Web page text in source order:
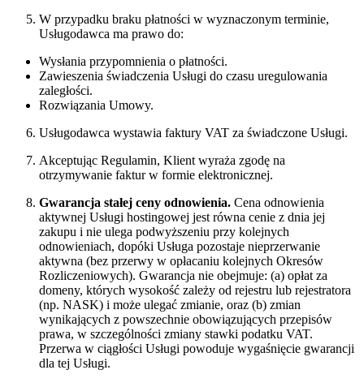
W przypadku braku płatności w wyznaczonym terminie,
Usługodawca ma prawo do:
Wysłania przypomnienia o płatności.
Zawieszenia świadczenia Usługi do czasu uregulowania
zaległości.
Rozwiązania Umowy.
Usługodawca wystawia faktury VAT za świadczone Usługi.
Akceptując Regulamin, Klient wyraża zgodę na
otrzymywanie faktur w formie elektronicznej.
Gwarancja stałej ceny odnowienia. Cena odnowienia
aktywnej Usługi hostingowej jest równa cenie z dnia jej
zakupu i nie ulega podwyższeniu przy kolejnych
odnowieniach, dopóki Usługa pozostaje nieprzerwanie
aktywna (bez przerwy w opłacaniu kolejnych Okresów
Rozliczeniowych). Gwarancja nie obejmuje: (a) opłat za
domeny, których wysokość zależy od rejestru lub rejestratora
(np. NASK) i może ulegać zmianie, oraz (b) zmian
wynikających z powszechnie obowiązujących przepisów
prawa, w szczególności zmiany stawki podatku VAT.
Przerwa w ciągłości Usługi powoduje wygaśnięcie gwarancji
dla tej Usługi.